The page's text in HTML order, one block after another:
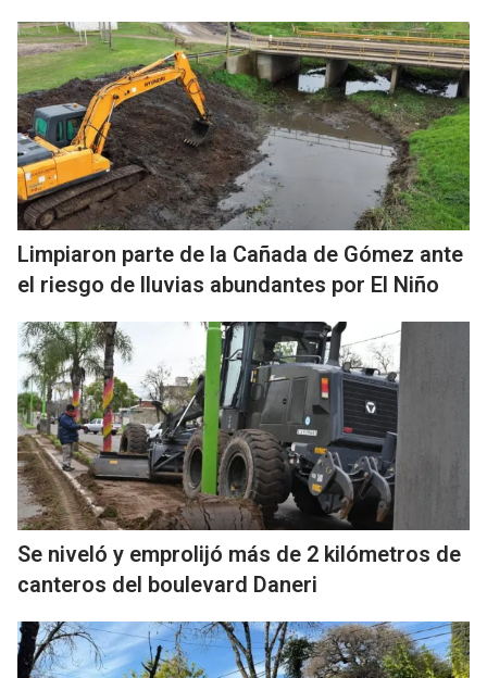
Limpiaron parte de la Cañada de Gómez ante
el riesgo de lluvias abundantes por El Niño
Se niveló y emprolijó más de 2 kilómetros de
canteros del boulevard Daneri